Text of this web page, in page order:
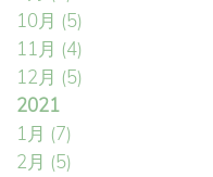
10月 (5)
11月 (4)
12月 (5)
2021
1月 (7)
2月 (5)